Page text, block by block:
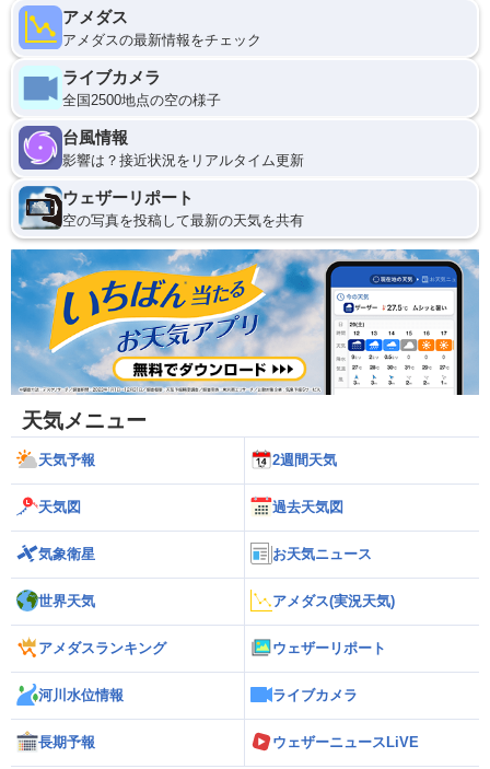
アメダス
アメダスの最新情報をチェック
ライブカメラ
全国2500地点の空の様子
台風情報
影響は？接近状況をリアルタイム更新
ウェザーリポート
空の写真を投稿して最新の天気を共有
天気メニュー
天気予報 2週間天気
天気図 過去天気図
気象衛星 お天気ニュース
世界天気 アメダス(実況天気)
アメダスランキング ウェザーリポート
河川水位情報 ライブカメラ
長期予報 ウェザーニュースLiVE